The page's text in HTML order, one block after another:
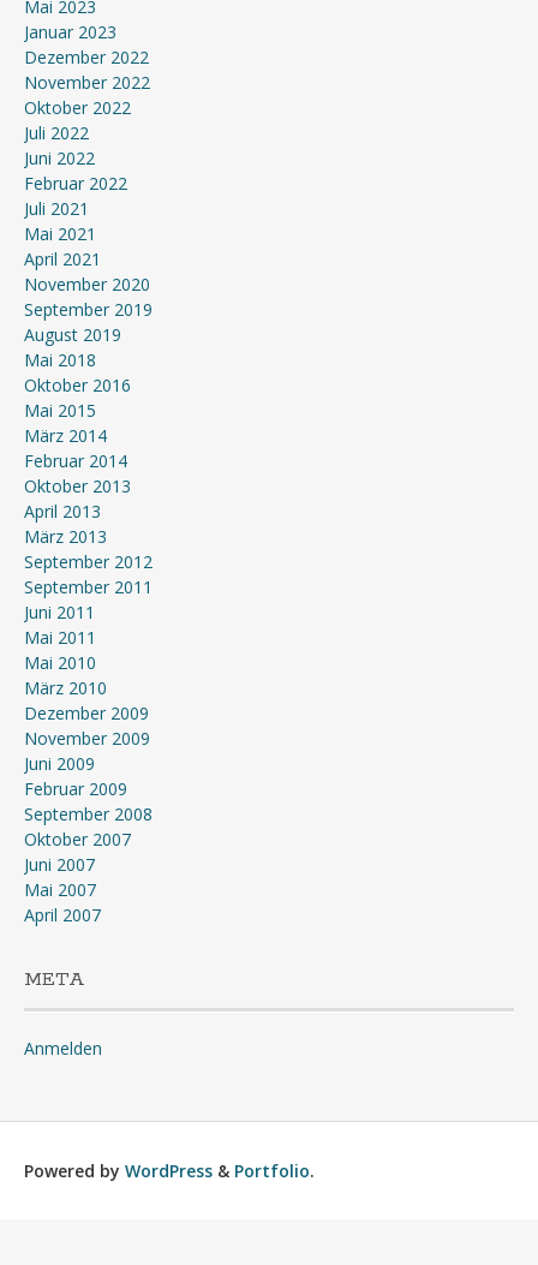
Mai 2023
Januar 2023
Dezember 2022
November 2022
Oktober 2022
Juli 2022
Juni 2022
Februar 2022
Juli 2021
Mai 2021
April 2021
November 2020
September 2019
August 2019
Mai 2018
Oktober 2016
Mai 2015
März 2014
Februar 2014
Oktober 2013
April 2013
März 2013
September 2012
September 2011
Juni 2011
Mai 2011
Mai 2010
März 2010
Dezember 2009
November 2009
Juni 2009
Februar 2009
September 2008
Oktober 2007
Juni 2007
Mai 2007
April 2007
META
Anmelden
Powered by WordPress & Portfolio.